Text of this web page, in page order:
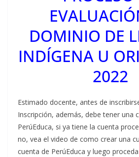
DOMINIO DE
INDÍGENA U
2022
Estimado docente, antes de
Inscripción, además, debe tener una
PerúEduca, si ya tiene la cuenta
no, vea el video de como crear una
cuenta de PerúEduca y luego